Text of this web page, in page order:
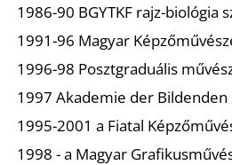
1986-90 BGYTKF rajz-biológia
1991-96 Magyar
1996-98 Posztgraduális
1997 Akademie der
1995-2001 a Fiatal
1998 - a Magyar